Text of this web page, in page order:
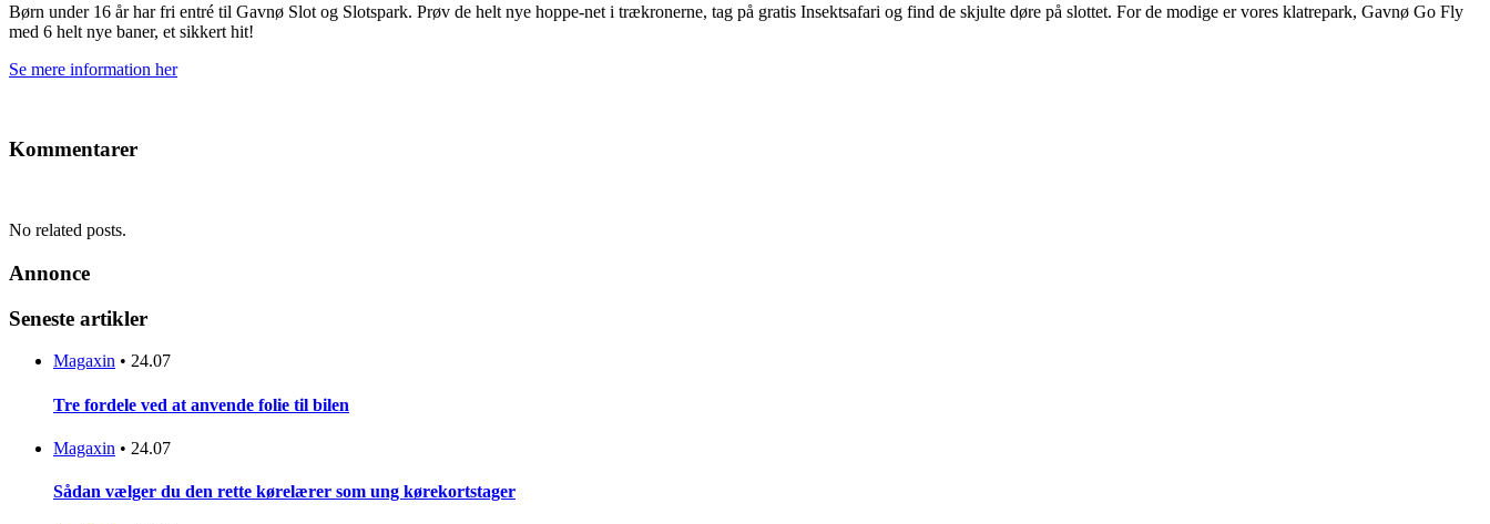
Børn under 16 år har fri entré til Gavnø Slot og Slotspark. Prøv de helt nye hoppe-net i trækronerne, tag på gratis Insektsafari og find de skjulte døre på slottet. For de modige er vores klatrepark, Gavnø Go Fly
med 6 helt nye baner, et sikkert hit!
Se mere information her
Kommentarer
No related posts.
Annonce
Seneste artikler
Magaxin • 24.07
Tre fordele ved at anvende folie til bilen
Magaxin • 24.07
Sådan vælger du den rette kørelærer som ung kørekortstager